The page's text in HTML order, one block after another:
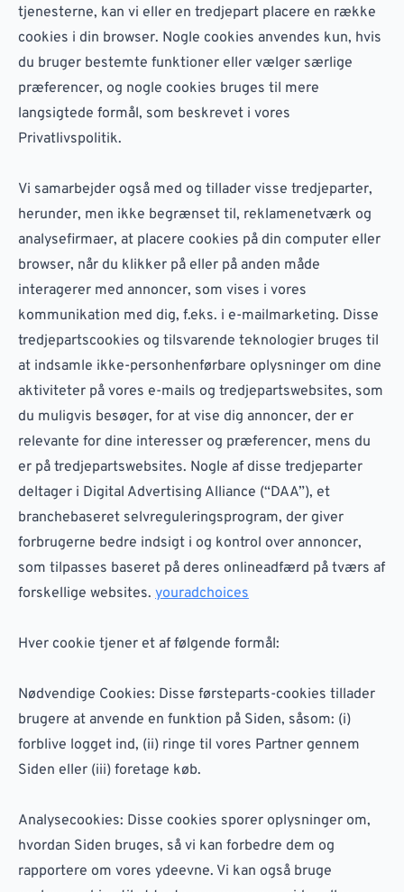
tjenesterne, kan vi eller en tredjepart placere en række
cookies i din browser. Nogle cookies anvendes kun, hvis
du bruger bestemte funktioner eller vælger særlige
præferencer, og nogle cookies bruges til mere
langsigtede formål, som beskrevet i vores
Privatlivspolitik.
Vi samarbejder også med og tillader visse tredjeparter,
herunder, men ikke begrænset til, reklamenetværk og
analysefirmaer, at placere cookies på din computer eller
browser, når du klikker på eller på anden måde
interagerer med annoncer, som vises i vores
kommunikation med dig, f.eks. i e-mailmarketing. Disse
tredjepartscookies og tilsvarende teknologier bruges til
at indsamle ikke-personhenførbare oplysninger om dine
aktiviteter på vores e-mails og tredjepartswebsites, som
du muligvis besøger, for at vise dig annoncer, der er
relevante for dine interesser og præferencer, mens du
er på tredjepartswebsites. Nogle af disse tredjeparter
deltager i Digital Advertising Alliance (“DAA”), et
branchebaseret selvreguleringsprogram, der giver
forbrugerne bedre indsigt i og kontrol over annoncer,
som tilpasses baseret på deres onlineadfærd på tværs af
forskellige websites. youradchoices
Hver cookie tjener et af følgende formål:
Nødvendige Cookies: Disse førsteparts-cookies tillader
brugere at anvende en funktion på Siden, såsom: (i)
forblive logget ind, (ii) ringe til vores Partner gennem
Siden eller (iii) foretage køb.
Analysecookies: Disse cookies sporer oplysninger om,
hvordan Siden bruges, så vi kan forbedre dem og
rapportere om vores ydeevne. Vi kan også bruge